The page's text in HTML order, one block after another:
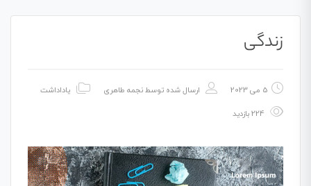
زندگی
5 می 2023 ارسال شده توسطنجمه طاهری یاداداشت